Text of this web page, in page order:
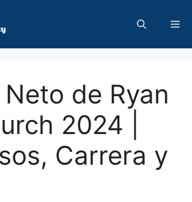
de Ryan
2024 |
Carrera y